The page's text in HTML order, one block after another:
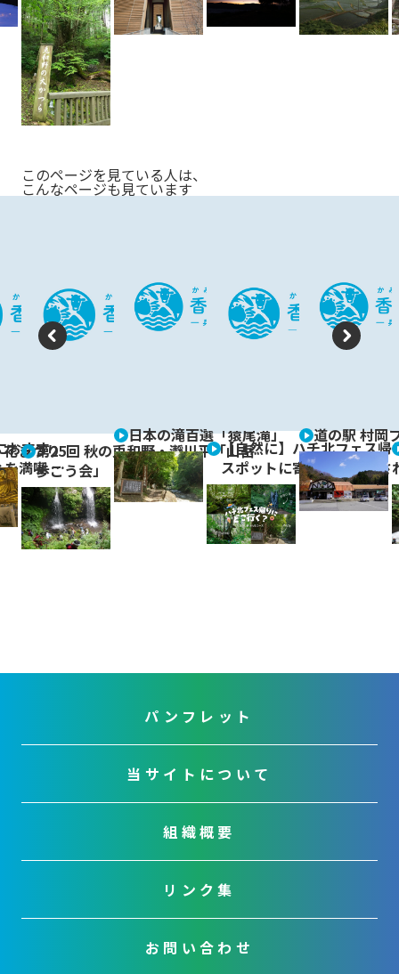
s
このページを見ている人は、
こんなページも見ています
P
o
u
s
N
xt
おすす
を満喫 …
まつり
第25回 秋の兎和野・瀞川平「山岳
歩こう会」
日本の滝百選「猿尾滝」
【自然に】ハチ北フェス帰
スポットに寄り道♪【癒さ
道の駅 村岡
パンフレット
当サイトについて
組織概要
リンク集
お問い合わせ